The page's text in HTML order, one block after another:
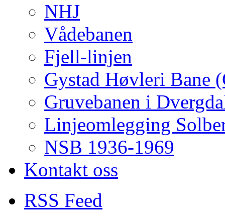
NHJ
Vådebanen
Fjell-linjen
Gystad Høvleri Bane
Gruvebanen i
Linjeomlegging
NSB 1936-1969
Kontakt oss
RSS Feed